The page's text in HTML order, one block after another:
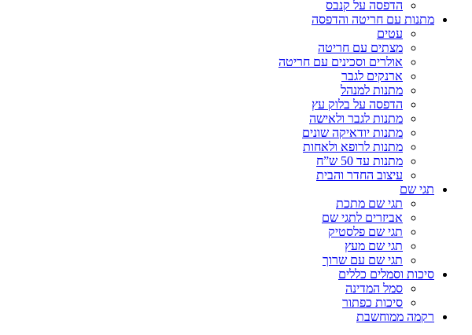
הדפסה על קנבס
מתנות עם חריטה והדפסה
עטים
מצתים עם חריטה
אולרים וסכינים עם חריטה
ארנקים לגבר
מתנות למנהל
הדפסה על בלוק עץ
מתנות לגבר ולאישה
מתנות יודאיקה שונים
מתנות לרופא ולאחות
מתנות עד 50 ש”ח
עיצוב החדר והבית
תגי שם
תגי שם מתכת
אביזרים לתגי שם
תגי שם פלסטיק
תגי שם מעץ
תגי שם עם שרוך
סיכות וסמלים כללים
סמל המדינה
סיכות כפתור
רקמה ממוחשבת